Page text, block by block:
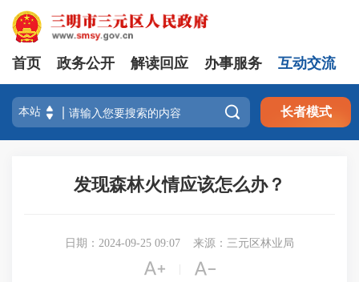
首页 政务公开 解读回应 办事服务 互动交流
 长者模式
发现森林火情应该怎么办？
日期：2024-09-25 09:07 来源：三元区林业局
 